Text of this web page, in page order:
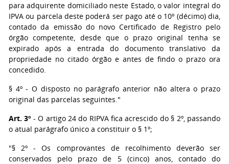
para adquirente domiciliado neste Estado, o valor integral do
IPVA ou parcela deste poderá ser pago até o 10º (décimo) dia,
contado da emissão do novo Certificado de Registro pelo
órgão competente, desde que o prazo original tenha se
expirado após a entrada do documento translativo da
propriedade no citado órgão e antes de findo o prazo ora
concedido.
§ 4º - O disposto no parágrafo anterior não altera o prazo
original das parcelas seguintes."
Art. 3º - O artigo 24 do RIPVA fica acrescido do § 2º, passando
o atual parágrafo único a constituir o § 1º;
"§ 2º - Os comprovantes de recolhimento deverão ser
conservados pelo prazo de 5 (cinco) anos, contado do